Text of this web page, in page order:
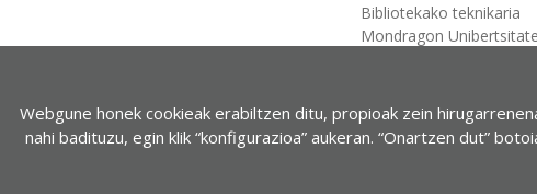
Bibliotekako teknikaria
Mondragon
Musika-Notatuko
Dokumentazioko Erdi
Teknikaria
Webgune honek cookieak erabiltzen ditu, propioak zein
nahi badituzu, egin klik “konfigurazioa” aukeran. “Onartzen dut”